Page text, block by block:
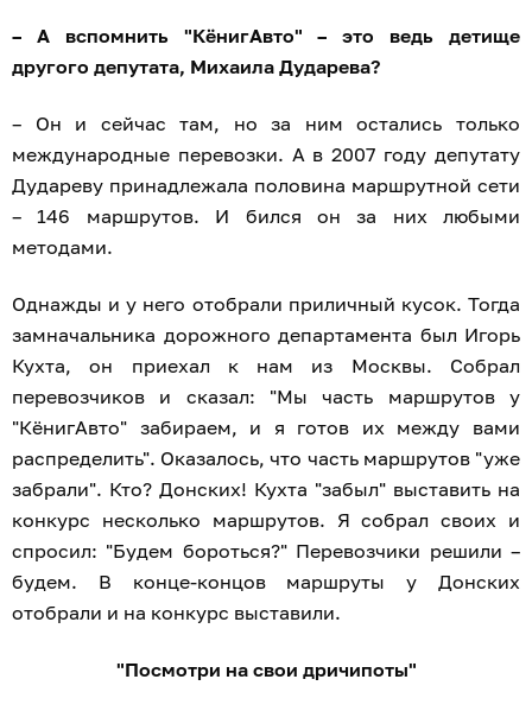
– А вспомнить "КёнигАвто" – это ведь детище
другого депутата, Михаила Дударева?
– Он и сейчас там, но за ним остались только
международные перевозки. А в 2007 году депутату
Дудареву принадлежала половина маршрутной сети
– 146 маршрутов. И бился он за них любыми
методами.
Однажды и у него отобрали приличный кусок. Тогда
замначальника дорожного департамента был Игорь
Кухта, он приехал к нам из Москвы. Собрал
перевозчиков и сказал: "Мы часть маршрутов у
"КёнигАвто" забираем, и я готов их между вами
распределить". Оказалось, что часть маршрутов "уже
забрали". Кто? Донских! Кухта "забыл" выставить на
конкурс несколько маршрутов. Я собрал своих и
спросил: "Будем бороться?" Перевозчики решили –
будем. В конце-концов маршруты у Донских
отобрали и на конкурс выставили.
"Посмотри на свои дричипоты"